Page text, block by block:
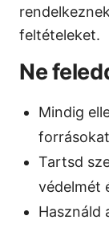
feltételeket.
Ne
Mindig
Tartsd
védelmét
Használd